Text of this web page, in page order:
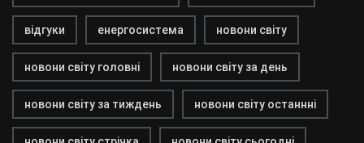
відгуки енергосистема новони світу
новони світу головні новони світу за день
новони світу за тиждень новони світу останнні